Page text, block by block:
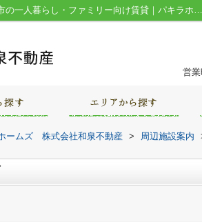
ファミリーマート 堺出島海岸通店情報ページ｜堺市の一人暮らし・ファミリー向け賃貸｜パキラホームズ 株式会社和泉不動産
営
ームズ 株式会社和泉不動産 > 周辺施設案内